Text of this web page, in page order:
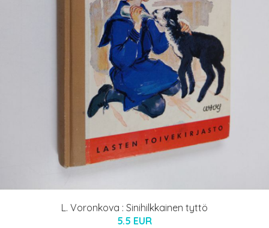
L. Voronkova : Sinihilkkainen tyttö
5.5 EUR